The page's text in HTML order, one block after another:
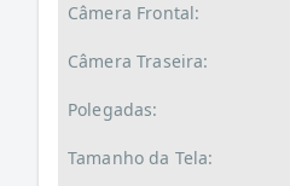
Câmera Frontal:
Câmera Traseira:
Polegadas:
Tamanho da Tela: